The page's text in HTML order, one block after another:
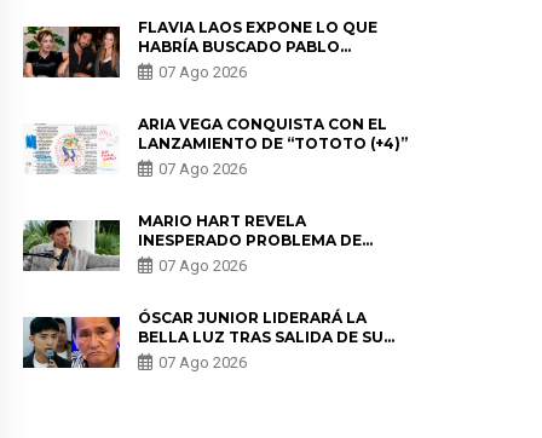
FLAVIA LAOS EXPONE LO QUE
HABRÍA BUSCADO PABLO
HEREDIA CON ALE FULLER: “UNA
DE LAS PARTES QUERÍA EL
07 Ago 2026
ARIA VEGA CONQUISTA CON EL
LANZAMIENTO DE “TOTOTO (+4)”
07 Ago 2026
MARIO HART REVELA
INESPERADO PROBLEMA DE
SALUD ANTES DE SEPARARSE DE
KORINA: “ME ENCONTRARON UN
07 Ago 2026
ÓSCAR JUNIOR LIDERARÁ LA
BELLA LUZ TRAS SALIDA DE SU
PADRE POR POLÉMICA CON
NALDY SALDAÑA
07 Ago 2026